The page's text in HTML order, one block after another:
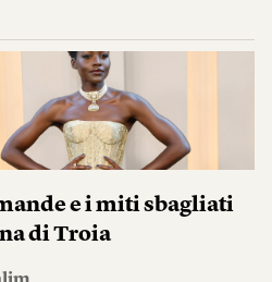
e i miti sbagliati
di Troia